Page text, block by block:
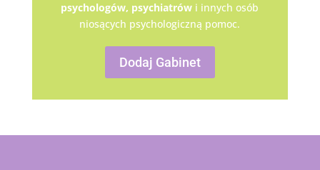
psychologów, psychiatrów i innych osób
niosących psychologiczną pomoc.
Dodaj Gabinet